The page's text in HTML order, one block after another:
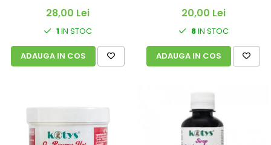
28,00 Lei
1IN STOC
ADAUGA IN COS
20,00 Lei
8IN STOC
ADAUGA IN COS